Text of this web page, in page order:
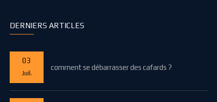
DERNIERS ARTICLES
03
Juil.
comment se débarrasser des cafards ?